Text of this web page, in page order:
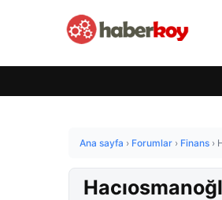
Ana sayfa › Forumlar › Finans ›